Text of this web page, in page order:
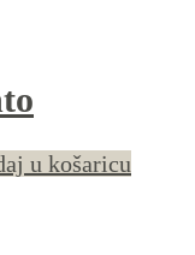
u košaricu